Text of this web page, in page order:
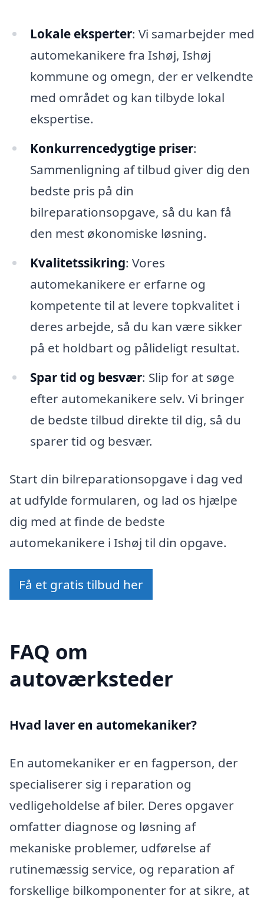
Lokale eksperter: Vi samarbejder med
automekanikere fra Ishøj, Ishøj
kommune og omegn, der er velkendte
med området og kan tilbyde lokal
ekspertise.
Konkurrencedygtige priser:
Sammenligning af tilbud giver dig den
bedste pris på din
bilreparationsopgave, så du kan få
den mest økonomiske løsning.
Kvalitetssikring: Vores
automekanikere er erfarne og
kompetente til at levere topkvalitet i
deres arbejde, så du kan være sikker
på et holdbart og pålideligt resultat.
Spar tid og besvær: Slip for at søge
efter automekanikere selv. Vi bringer
de bedste tilbud direkte til dig, så du
sparer tid og besvær.
Start din bilreparationsopgave i dag ved
at udfylde formularen, og lad os hjælpe
dig med at finde de bedste
automekanikere i Ishøj til din opgave.
Få et gratis tilbud her
FAQ om
autoværksteder
Hvad laver en automekaniker?
En automekaniker er en fagperson, der
specialiserer sig i reparation og
vedligeholdelse af biler. Deres opgaver
omfatter diagnose og løsning af
mekaniske problemer, udførelse af
rutinemæssig service, og reparation af
forskellige bilkomponenter for at sikre, at